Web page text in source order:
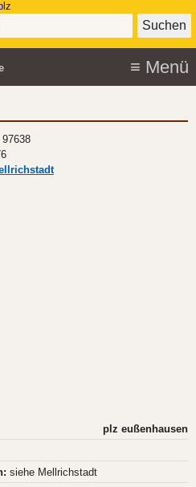
97638
plz eußenhausen
siehe Mellrichstadt